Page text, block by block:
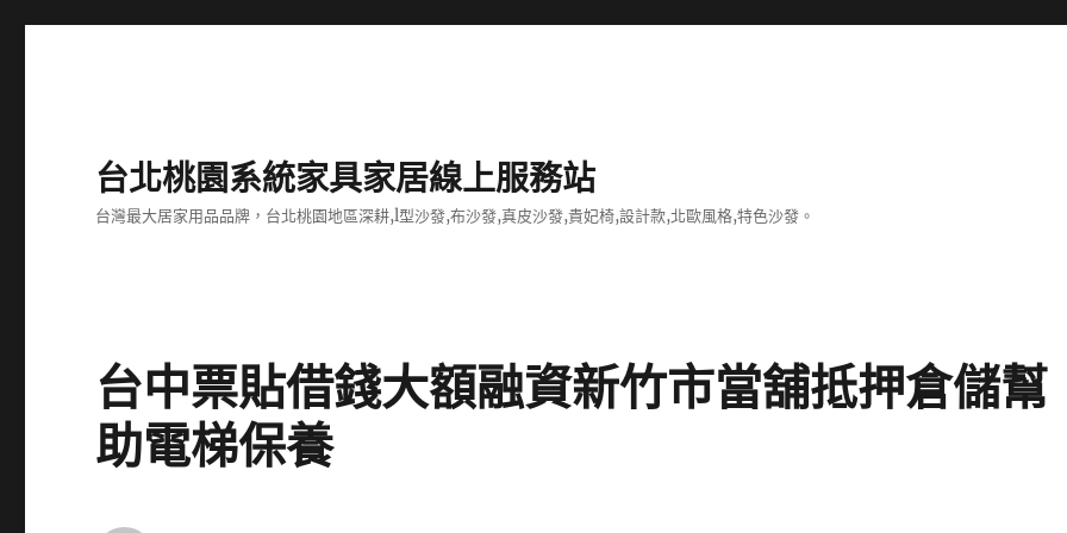
台北桃園系統家具家居線上服務站
台灣最大居家用品品牌，台北桃園地區深耕,l型沙發,布沙發,真皮沙發,貴妃椅,設計款,北歐風格,特色沙發。
台中票貼借錢大額融資新竹市當舖抵押倉儲幫
助電梯保養